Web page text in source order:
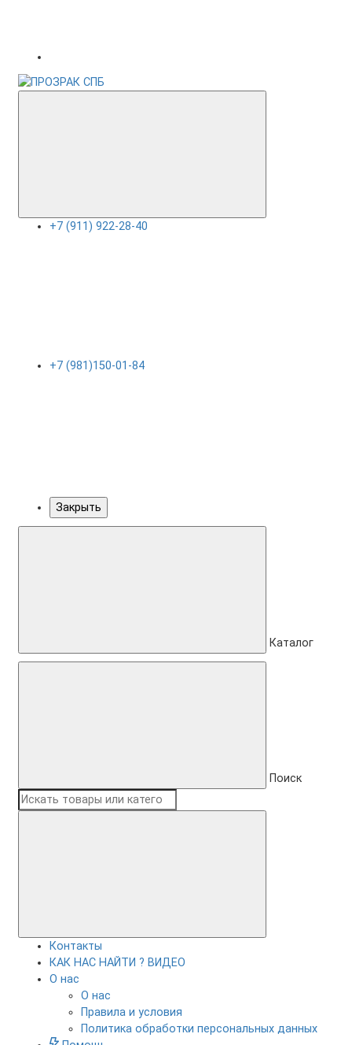
+7 (911) 922-28-40
+7 (981)150-01-84
Закрыть
Каталог
Поиск
Контакты
КАК НАС НАЙТИ ? ВИДЕО
О нас
О нас
Правила и условия
Политика обработки персональных данных